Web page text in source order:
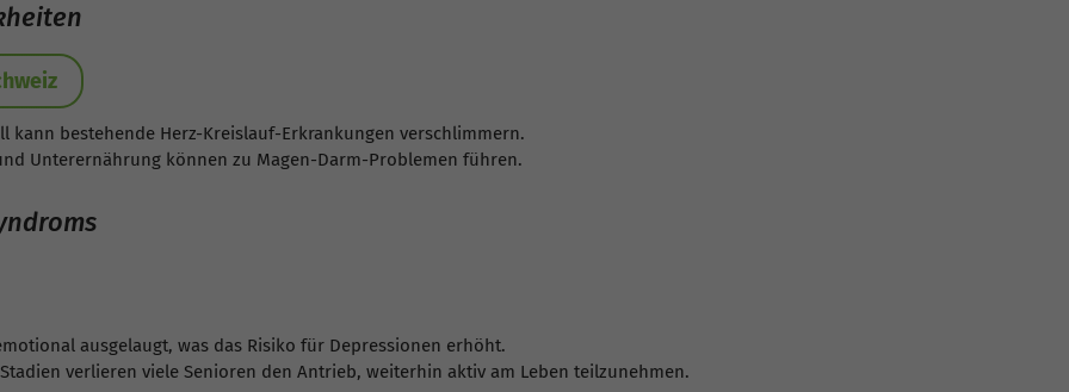
kann bestehende Herz-Kreislauf-Erkrankungen verschlimmern.
Unterernährung können zu Magen-Darm-Problemen führen.
ausgelaugt, was das Risiko für Depressionen erhöht.
verlieren viele Senioren den Antrieb, weiterhin aktiv am Leben teilzunehmen.